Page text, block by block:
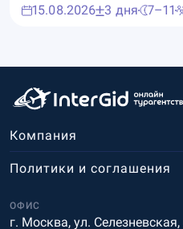
15.08.2026 3 дня 7–11
Компания
ОФИС
г. Москва, ул. Селезневская,
Политики и соглашения